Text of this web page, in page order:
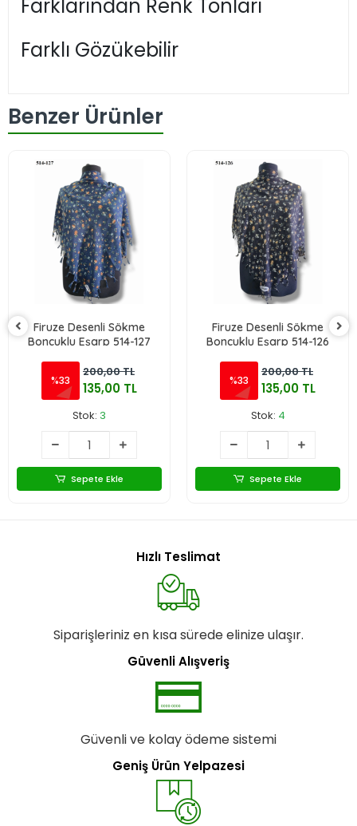
Farklarından Renk Tonları
Farklı Gözükebilir
Benzer Ürünler
Firuze Desenli Sökme
Boncuklu Eşarp 514-127
%33
200,00 TL
135,00 TL
Stok: 3
Sepete Ekle
Firuze Desenli Sökme
Boncuklu Eşarp 514-126
%33
200,00 TL
135,00 TL
Stok: 4
Sepete Ekle
Hızlı Teslimat
Siparişleriniz en kısa sürede elinize ulaşır.
Güvenli Alışveriş
Güvenli ve kolay ödeme sistemi
Geniş Ürün Yelpazesi